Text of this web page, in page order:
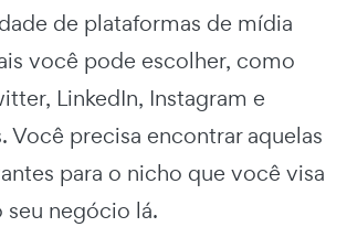
de plataformas de mídia
você pode escolher, como
LinkedIn, Instagram e
Você precisa encontrar aquelas
para o nicho que você visa
negócio lá.